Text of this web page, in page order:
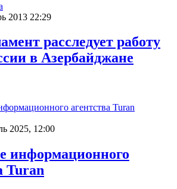
2013 22:29
расследует работу
в Азербайджане
2025, 12:00
информационного
Turan